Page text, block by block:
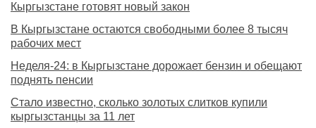
Кыргызстане готовят новый закон
В Кыргызстане остаются свободными более 8 тысяч
рабочих мест
Неделя-24: в Кыргызстане дорожает бензин и обещают
поднять пенсии
Стало известно, сколько золотых слитков купили
кыргызстанцы за 11 лет